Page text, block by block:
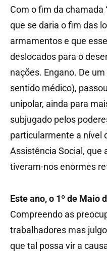
Com o fim da chamada
que se daria o fim das
armamentos e que
deslocados para o
nações. Engano. De
sentido médico),
unipolar, ainda para
subjugado pelos
particularmente a nível
Assistência Social, que
tiveram-nos enormes
Este ano, o 1º de Maio
Compreendo as
trabalhadores mas
que tal possa vir a